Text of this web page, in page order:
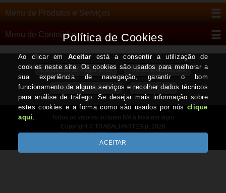
Menu de Produtos e Serviços
Menu de Conteúdos
Condições de Pagamento Termos e Condições
Política de Privacidade CONTACTOS
Todos os valores incluem IVA à taxa em vigor
Copyright © TRABALHARTES.pt 2026